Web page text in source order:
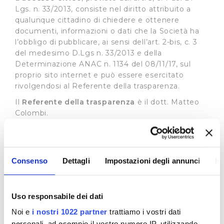
Consenso Dettagli Impostazioni degli annunci
Uso responsabile dei dati
Noi e i nostri 1022 partner trattiamo i vostri dati
Lgs. n. 33/2013, consiste nel diritto attribuito a
qualunque cittadino di chiedere e ottenere
documenti, informazioni o dati che la Società ha
l’obbligo di pubblicare, ai sensi dell’art. 2-bis, c. 3
del medesimo D.Lgs n. 33/2013 e della
Determinazione ANAC n. 1134 del 08/11/17, sul
proprio sito internet e può essere esercitato
rivolgendosi al Referente della trasparenza.
Il Referente della trasparenza è il dott. Matteo
Colombi.
Il recapito appositamente dedicato alla
presentazione di dette istante è il seguente:
accessocivico@publiacqua.it
qualificato e deve essere soddisfatta entro 30
dell’informazione o del dato richiesto sul sito